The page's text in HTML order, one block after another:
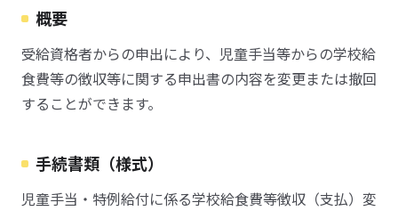
概要
受給資格者からの申出により、児童手当等からの学校給
食費等の徴収等に関する申出書の内容を変更または撤回
することができます。
手続書類（様式）
児童手当・特例給付に係る学校給食費等徴収（支払）変